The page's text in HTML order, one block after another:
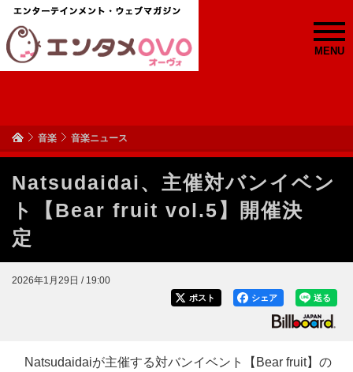
MENU
音楽 音楽ニュース
Natsudaidai、主催対バンイベン
ト【Bear fruit vol.5】開催決
定
2026年1月29日 / 19:00
送る
シェア
ポスト
Natsudaidaiが主催する対バンイベント【Bear fruit】の